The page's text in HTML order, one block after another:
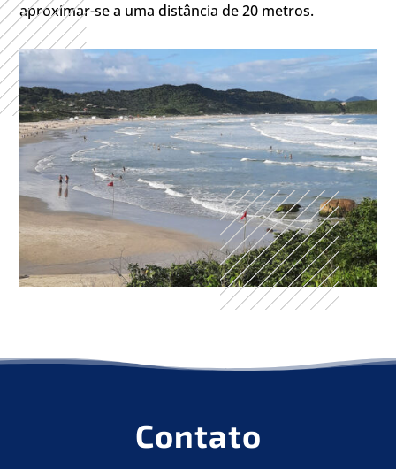
aproximar-se a uma distância de 20 metros.
Contato